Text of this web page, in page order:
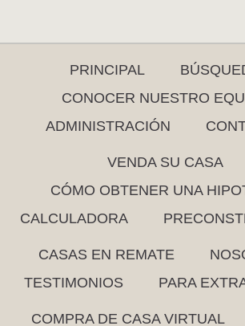
PRINCIPAL
CONOCER NUESTRO
ADMINISTRACIÓN
VENDA SU CASA
CÓMO OBTENER UNA
CALCULADORA
CASAS EN REMATE
TESTIMONIOS
PARA
COMPRA DE CASA VIRTUAL